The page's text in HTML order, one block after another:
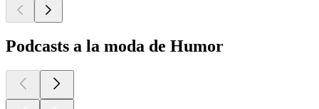
Podcasts a la moda de Humor